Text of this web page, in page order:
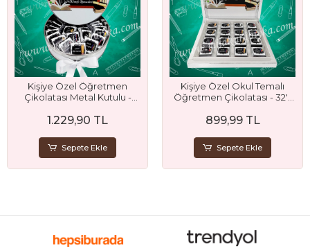
Kişiye Özel Öğretmen
Çikolatası Metal Kutulu -
1.229,90 TL
Sepete Ekle
Kişiye Özel Okul Temalı
Öğretmen Çikolatası - 32'li
899,99 TL
Sepete Ekle